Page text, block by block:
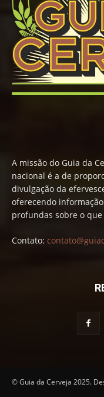
A missão do Guia da
nacional é a de
divulgação da
oferecendo
profundas sobre o
Contato:
© Guia da Cerveja 2025.